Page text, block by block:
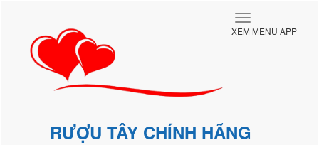
navigation
XEM MENU APP
RƯỢU TÂY CHÍNH HÃNG